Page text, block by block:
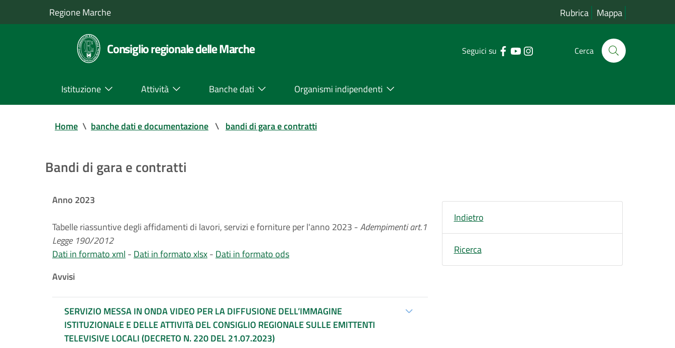
Regione Marche Rubrica Mappa
Consiglio regionale delle Marche Seguici su Cerca
Istituzione Attività Banche dati Organismi indipendenti
Home \ banche dati e documentazione \ bandi di gara e contratti
Bandi di gara e contratti
Anno 2023
Tabelle riassuntive degli affidamenti di lavori, servizi e forniture per l'anno 2023 -Adempimenti art.1
Legge 190/2012
Dati in formato xml - Dati in formato xlsx- Dati in formato ods
Avvisi
SERVIZIO MESSA IN ONDA VIDEO PER LA DIFFUSIONE DELL’IMMAGINE
ISTITUZIONALE E DELLE ATTIVITà DEL CONSIGLIO REGIONALE SULLE EMITTENTI
TELEVISIVE LOCALI (DECRETO N. 220 DEL 21.07.2023)
Indietro
Ricerca